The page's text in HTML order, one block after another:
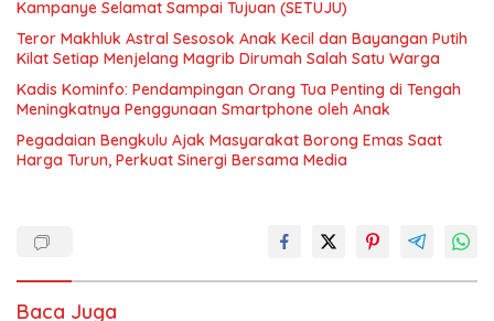
Kampanye Selamat Sampai Tujuan (SETUJU)
Teror Makhluk Astral Sesosok Anak Kecil dan Bayangan Putih
Kilat Setiap Menjelang Magrib Dirumah Salah Satu Warga
Kadis Kominfo: Pendampingan Orang Tua Penting di Tengah
Meningkatnya Penggunaan Smartphone oleh Anak
Pegadaian Bengkulu Ajak Masyarakat Borong Emas Saat
Harga Turun, Perkuat Sinergi Bersama Media
Baca Juga